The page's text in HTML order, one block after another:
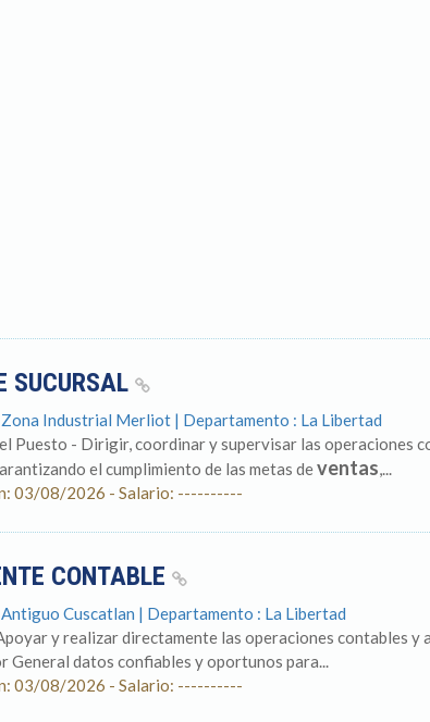
SUCURSAL
Industrial Merliot | Departamento : La Libertad
Puesto - Dirigir, coordinar y supervisar las operaciones
el cumplimiento de las metas deventas,...
03/08/2026 - Salario: ----------
CONTABLE
Cuscatlan | Departamento : La Libertad
y realizar directamente las operaciones contables y
General datos confiables y oportunos para...
03/08/2026 - Salario: ----------